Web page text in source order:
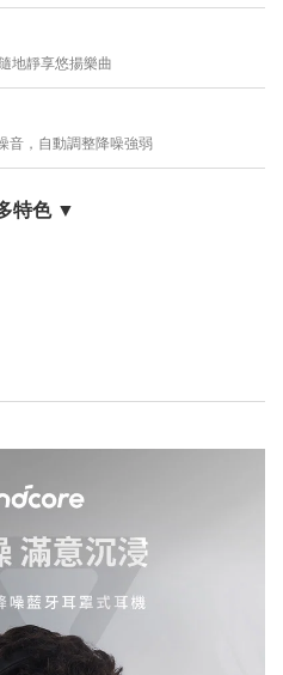
地靜享悠揚樂曲
音，自動調整降噪強弱
特色 ▼